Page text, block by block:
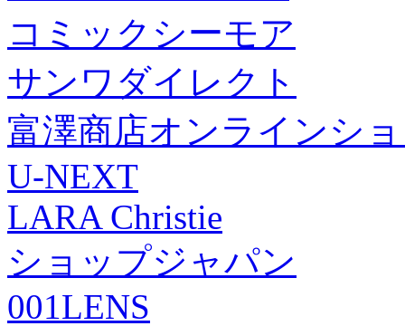
コミックシーモア
サンワダイレクト
富澤商店オンラインシ
U-NEXT
LARA Christie
ショップジャパン
001LENS